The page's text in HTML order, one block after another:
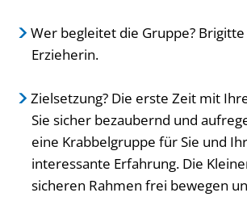
Wer begleitet die Gruppe? Brigitte
Erzieherin.
Zielsetzung? Die erste Zeit mit
Sie sicher bezaubernd und
eine Krabbelgruppe für Sie und
interessante Erfahrung. Die
sicheren Rahmen frei bewegen